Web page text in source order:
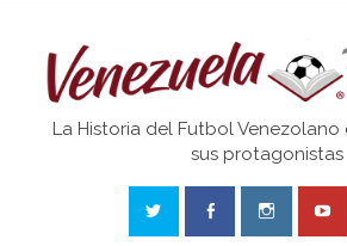
La Historia del Futbol
sus protagonistas